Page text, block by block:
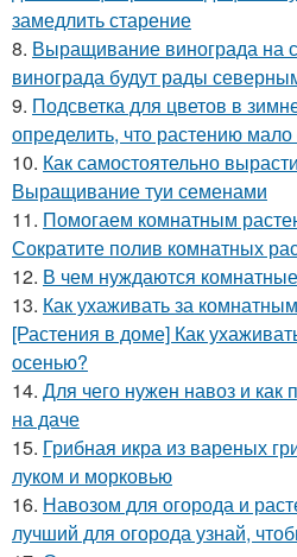
замедлить старение
8. Выращивание винограда на
винограда будут рады
9. Подсветка для цветов в
определить, что растению мало
10. Как самостоятельно
Выращивание туи семенами
11. Помогаем комнатным
Сократите полив комнатных
12. В чем нуждаются
13. Как ухаживать за
[Растения в доме] Как
осенью?
14. Для чего нужен навоз и как
на даче
15. Грибная икра из вареных
луком и морковью
16. Навозом для огорода и
лучший для огорода узнай,